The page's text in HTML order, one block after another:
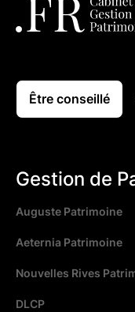
Être conseillé
Gestion de
Auguste Patrimoine
Aeternia Patrimoine
Nouvelles Rives
DLCP